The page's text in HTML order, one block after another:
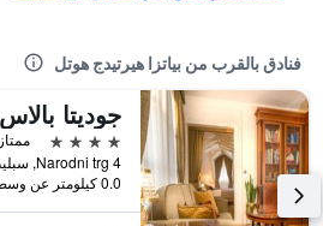
فنادق بالقرب من بياتزا هيرتيدج هوتل
4 نجوم
ممتاز 9.6
Narodni trg 4, سبليت, كرواتيا
0.0 كيلومتر عن وسط المدينة